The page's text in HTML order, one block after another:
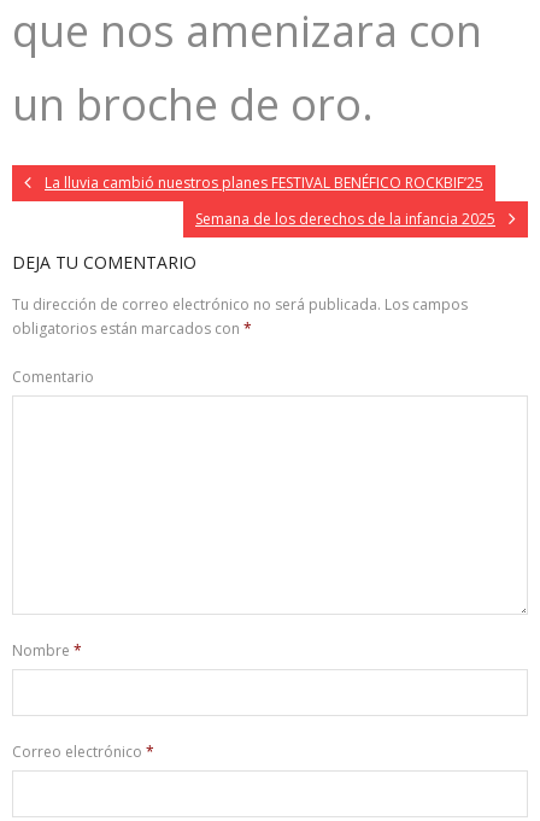
que nos amenizara con
un broche de oro.
La lluvia cambió nuestros planes FESTIVAL BENÉFICO ROCKBIF’25
Semana de los derechos de la infancia 2025
DEJA TU COMENTARIO
Tu dirección de correo electrónico no será publicada. Los campos
obligatorios están marcados con *
Comentario
Nombre *
Correo electrónico *